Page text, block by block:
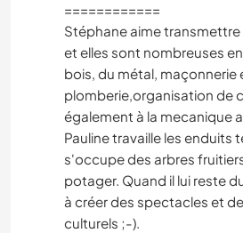
============
Stéphane aime
et elles sont nombreuses
bois, du métal, maçonnerie
plomberie,organisation de
également à la mecanique
Pauline travaille les enduits
s'occupe des arbres
potager. Quand il lui reste
à créer des spectacles et
culturels ;-).